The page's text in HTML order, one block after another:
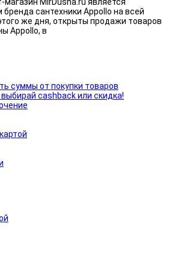
магазин MirDusha.ru является
сантехники Appollo на всей
же дня, открыты продажи товаров
Appollo, в
суммы от покупки товаров
cashback или скидка!